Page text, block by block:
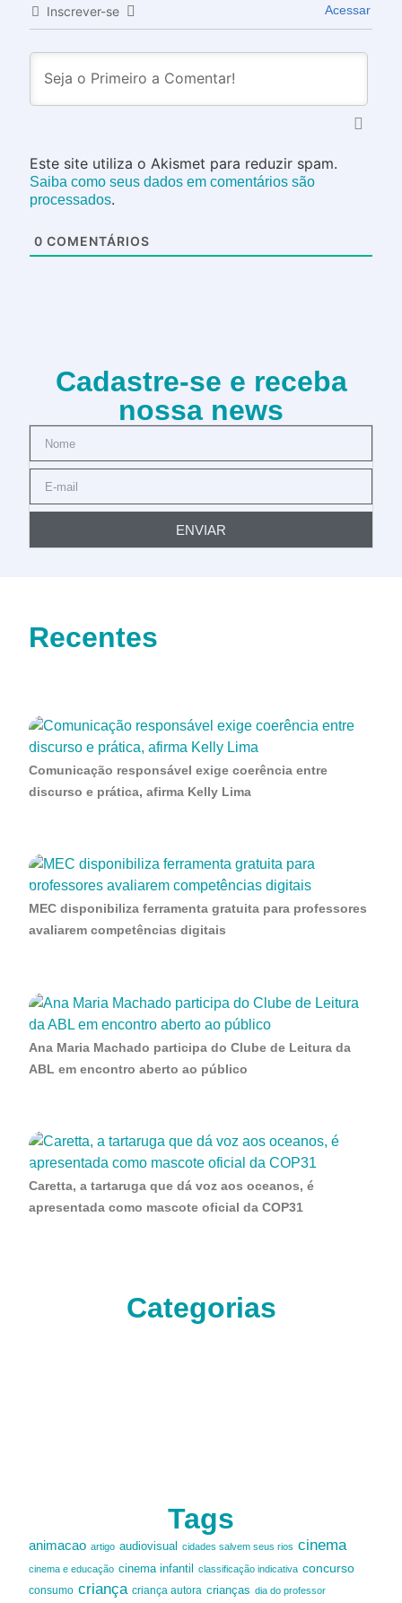
Inscrever-se Acessar
Este site utiliza o Akismet para reduzir spam.
Saiba como seus dados em comentários são
processados.
0 COMENTÁRIOS
Cadastre-se e receba
nossa news
ENVIAR
Recentes
Comunicação responsável exige coerência entre
discurso e prática, afirma Kelly Lima
MEC disponibiliza ferramenta gratuita para professores
avaliarem competências digitais
Ana Maria Machado participa do Clube de Leitura da
ABL em encontro aberto ao público
Caretta, a tartaruga que dá voz aos oceanos, é
apresentada como mascote oficial da COP31
Categorias
Tags
animacao artigo audiovisual cidades salvem seus rios cinema
cinema e educação cinema infantil classificação indicativa concurso
consumo criança criança autora crianças dia do professor